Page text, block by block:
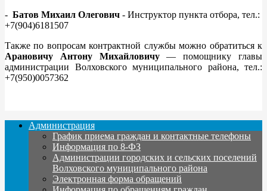
- Батов Михаил Олегович - Инструктор пункта отбора, тел.:
+7(904)6181507
Также по вопросам контрактной службы можно обратиться к
Арановичу Антону Михайловичу— помощнику главы
администрации Волховского муниципального района, тел.:
+7(950)0057362
Администрация
График приема граждан и контактные телефоны
Информация по 8-ФЗ
Администрации городских и сельских поселений
Волховского муниципального района
Электронная форма обращений